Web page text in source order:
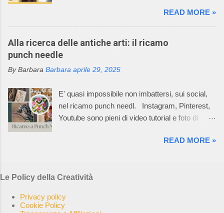
capi dell’azienda consiste nell’utilizzare
macchinari, che permettono di realizzare ogni
singolo pezzo del prodotto già nella taglia
desiderata e non un rettangolo di maglia dal
quale tagliare le varie parti per poi assemblarle.
diventare un'opera d'arte. Il mio racconto non
può non partire dalla materia prima: il metallo è
un elemento chimico caratterizzato da alto
elevata. L’uso dei metalli, dalla produzione di
aventi valore espressivo autonomo, è diffuso fin
dalle civiltà più antiche. Le tecniche di
lavorazione sono elaborate in un lento processo,
lamine di metallo giunge alle tecniche di fusione,
di espressione artistica, nella realizzazione di
opere di scultura. Ho selezionato 5 opere, di
altrettanti artisti, che in qualche modo hann...
READ MORE »
Alla ricerca delle antiche arti: il ricamo
punch needle
By Barbara Barbara aprile 29, 2025
E' quasi impossibile non imbattersi, sui social,
nel ricamo punch needl. Instagram, Pinterest,
Youtube sono pieni di video tutorial e foto di
sembra, facilissimi da realizzare. Oggi, la
creatività e slow craft, risuonano con una nuova
I creativi di tutto il mondo stanno sperimentando
READ MORE »
Le Policy della Creatività
Privacy policy
Cookie Policy